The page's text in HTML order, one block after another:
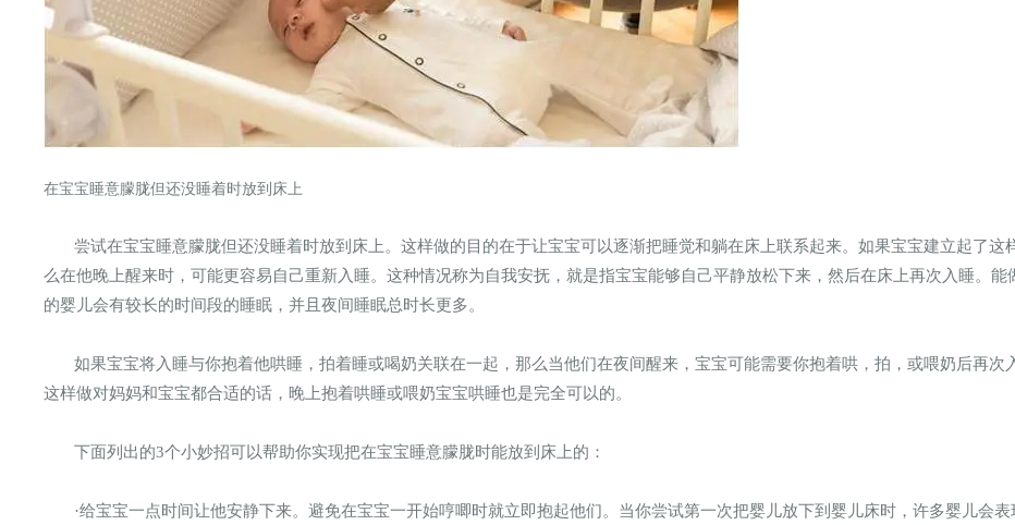
在宝宝睡意朦胧但还没睡着时放到床上
尝试在宝宝睡意朦胧但还没睡着时放到床上。这样做的目的在于让宝宝可以逐渐把睡觉和躺在床上联系起来。如果宝宝建立起了这
么在他晚上醒来时，可能更容易自己重新入睡。这种情况称为自我安抚，就是指宝宝能够自己平静放松下来，然后在床上再次入睡。能
的婴儿会有较长的时间段的睡眠，并且夜间睡眠总时长更多。
如果宝宝将入睡与你抱着他哄睡，拍着睡或喝奶关联在一起，那么当他们在夜间醒来，宝宝可能需要你抱着哄，拍，或喂奶后再次
这样做对妈妈和宝宝都合适的话，晚上抱着哄睡或喂奶宝宝哄睡也是完全可以的。
下面列出的3个小妙招可以帮助你实现把在宝宝睡意朦胧时能放到床上的：
·给宝宝一点时间让他安静下来。避免在宝宝一开始哼唧时就立即抱起他们。当你尝试第一次把婴儿放下到婴儿床时，许多婴儿会